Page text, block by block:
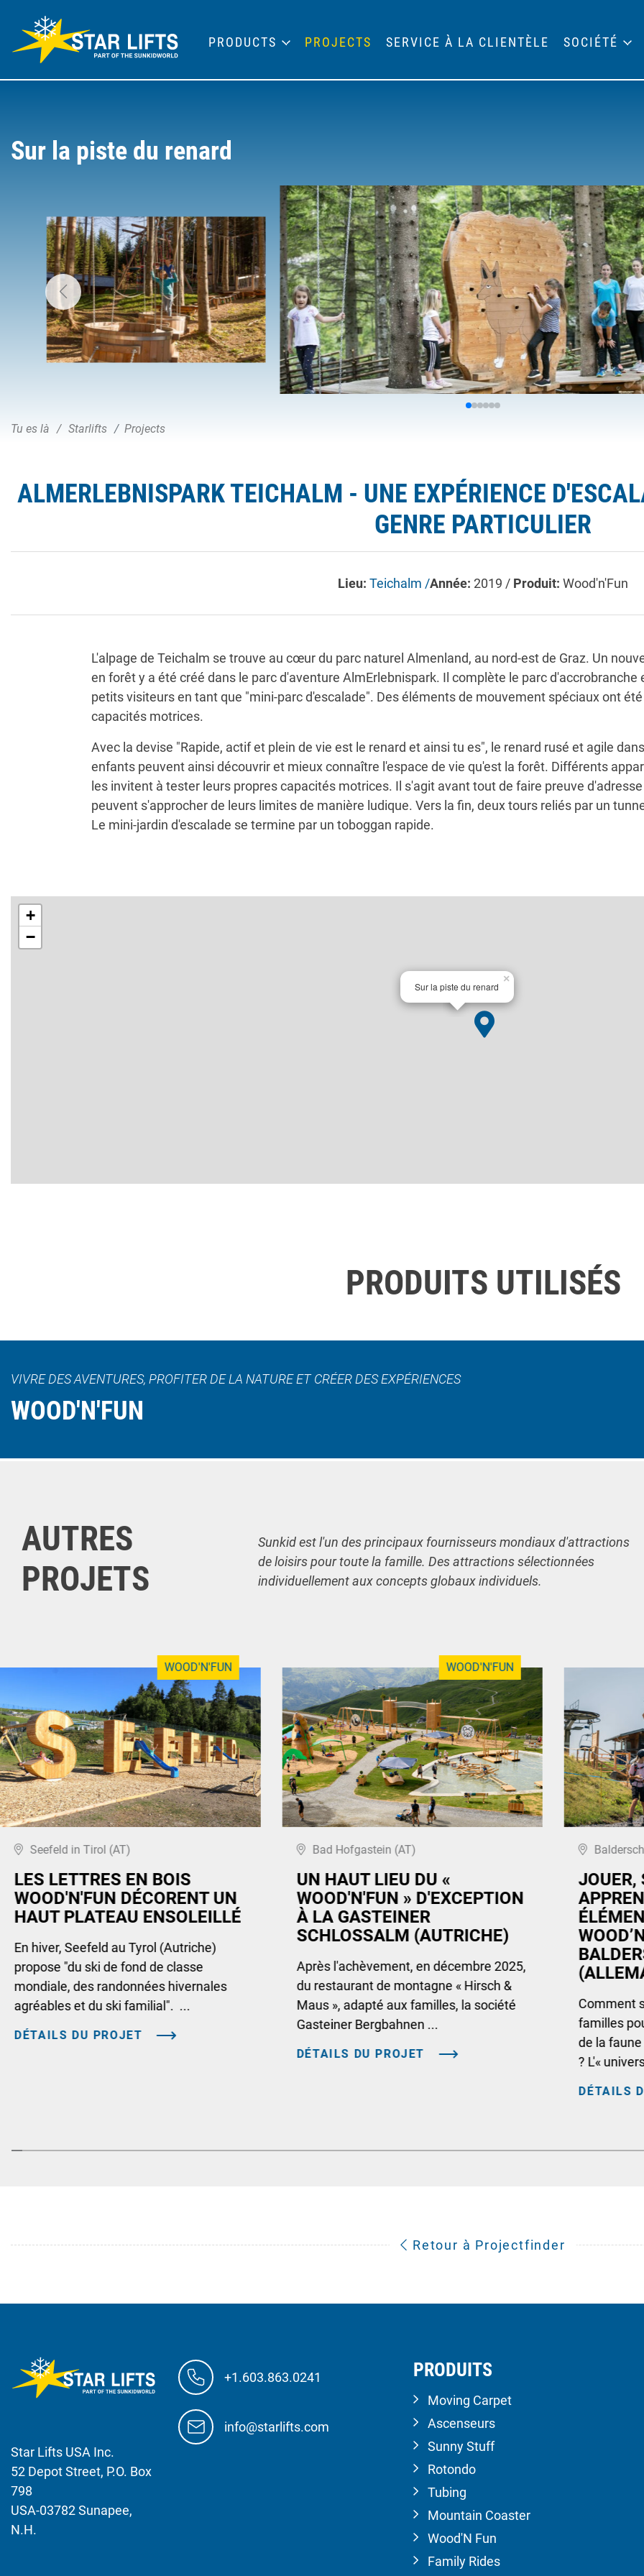
Sur la piste du renard
Tu es là Starlifts Projects
ALMERLEBNISPARK TEICHALM - UNE EXPÉRIENCE
GENRE PARTICULIER
Lieu: Teichalm /Année: 2019 / Produit: Wood'n'Fun
L'alpage de Teichalm se trouve au cœur du parc naturel Almenland, au nord-est de Graz. Un
en forêt y a été créé dans le parc d'aventure AlmErlebnispark. Il complète le parc
petits visiteurs en tant que "mini-parc d'escalade". Des éléments de mouvement spéciaux ont
capacités motrices.
Avec la devise "Rapide, actif et plein de vie est le renard et ainsi tu es", le renard rusé et agile
enfants peuvent ainsi découvrir et mieux connaître l'espace de vie qu'est la forêt. Différents
les invitent à tester leurs propres capacités motrices. Il s'agit avant tout de faire preuve
peuvent s'approcher de leurs limites de manière ludique. Vers la fin, deux tours reliés par un
Le mini-jardin d'escalade se termine par un toboggan rapide.
Sur la piste du renard
×
+
−
PRODUITS UTILISÉS
VIVRE DES AVENTURES, PROFITER DE LA NATURE ET CRÉER DES EXPÉRIENCES
WOOD'N'FUN
AUTRES
PROJETS
Sunkid est l'un des principaux fournisseurs mondiaux d'attractions
de loisirs pour toute la famille. Des attractions sélectionnées
individuellement aux concepts globaux individuels.
WOOD'N'FUN
Seefeld in Tirol (AT)
LES LETTRES EN BOIS
WOOD'N'FUN DÉCORENT UN
HAUT PLATEAU ENSOLEILLÉ
En hiver, Seefeld au Tyrol (Autriche)
propose "du ski de fond de classe
mondiale, des randonnées hivernales
agréables et du ski familial". ...
DÉTAILS DU PROJET
WOOD'N'FUN
Bad Hofgastein (AT)
UN HAUT LIEU DU «
WOOD'N'FUN » D'EXCEPTION
À LA GASTEINER
SCHLOSSALM (AUTRICHE)
Après l'achèvement, en décembre 2025,
du restaurant de montagne « Hirsch &
Maus », adapté aux familles, la société
Gasteiner Bergbahnen ...
DÉTAILS DU PROJET
JOUER,
Comment
familles
de la
? L'«
DÉTAILS
Retour à Projectfinder
Star Lifts USA Inc.
52 Depot Street, P.O. Box
798
USA-03782 Sunapee,
N.H.
+1.603.863.0241
info@starlifts.com
PRODUITS
Moving Carpet
Ascenseurs
Sunny Stuff
Rotondo
Tubing
Mountain Coaster
Wood'N Fun
Family Rides
PRODUCTS PROJECTS SERVICE À LA CLIENTÈLE SOCIÉTÉ